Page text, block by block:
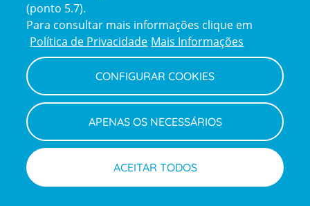
Reclamações
e
elogios
Policy
Política de Privacidade e Cookies
Termos e Condições
Declaração de Acessibilidade
Canal de Denúncias
Informações legais
(ponto 5.7).
Para consultar mais informações clique em
Política de Privacidade Mais Informações
CONFIGURAR COOKIES
APENAS OS NECESSÁRIOS
ACEITAR TODOS